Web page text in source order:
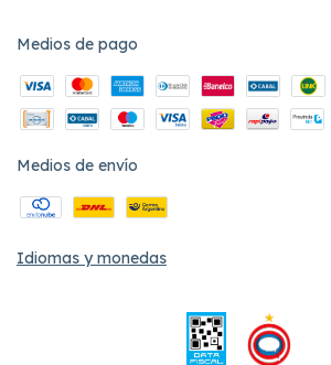
Medios de pago
Medios de envío
Idiomas y monedas